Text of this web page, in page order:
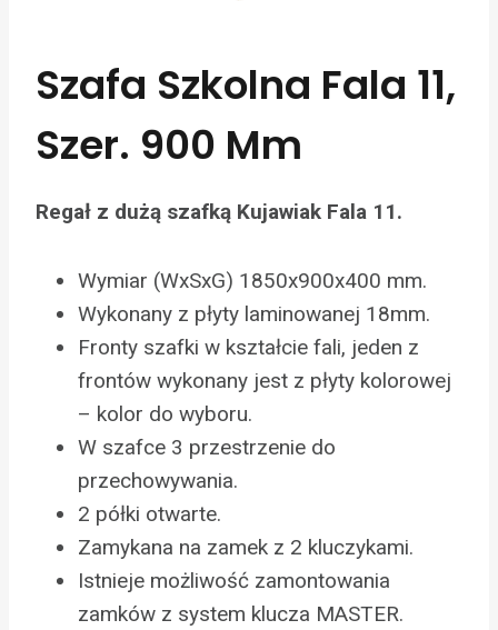
Szafa Szkolna Fala 11,
Szer. 900 Mm
Regał z dużą szafką Kujawiak Fala 11.
Wymiar (WxSxG) 1850x900x400 mm.
Wykonany z płyty laminowanej 18mm.
Fronty szafki w kształcie fali, jeden z
frontów wykonany jest z płyty kolorowej
– kolor do wyboru.
W szafce 3 przestrzenie do
przechowywania.
2 półki otwarte.
Zamykana na zamek z 2 kluczykami.
Istnieje możliwość zamontowania
zamków z system klucza MASTER.